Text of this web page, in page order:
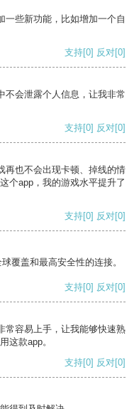
一些新功能，比如增加一个自
支持[0] 反对[0]
不会泄露个人信息，让我非常
支持[0] 反对[0]
再也不会出现卡顿、掉线的情
个app，我的游戏水平提升了
支持[0] 反对[0]
覆盖和最高安全性的连接。
支持[0] 反对[0]
常容易上手，让我能够快速熟
这款app。
支持[0] 反对[0]